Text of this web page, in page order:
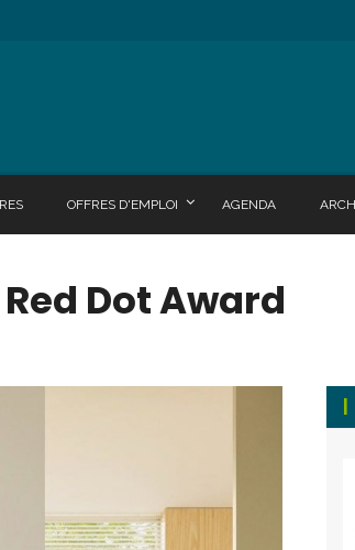
OFFRES D'EMPLOI AGENDA
Dot Award